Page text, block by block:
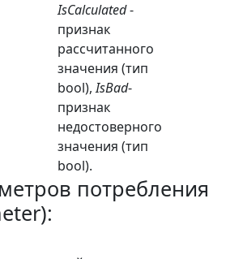
IsCalculated-
признак
рассчитанного
значения (тип
bool),IsBad-
признак
недостоверного
значения (тип
bool).
потребления